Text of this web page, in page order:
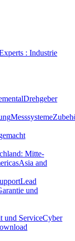
: Industrie
Drehgeber
Messsysteme
Mitte-
Asia and
Lead
und
und ServiceCyber